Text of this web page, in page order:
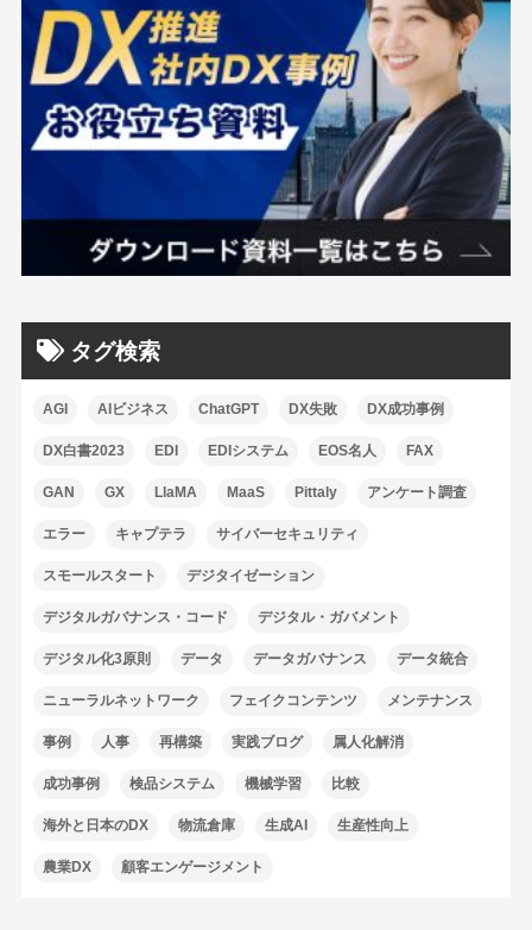
タグ検索
AGI AIビジネス ChatGPT DX失敗 DX成功事例
DX白書2023 EDI EDIシステム EOS名人 FAX
GAN GX LlaMA MaaS Pittaly アンケート調査
エラー キャプテラ サイバーセキュリティ
スモールスタート デジタイゼーション
デジタルガバナンス・コード デジタル・ガバメント
デジタル化3原則 データ データガバナンス データ統合
ニューラルネットワーク フェイクコンテンツ メンテナンス
事例 人事 再構築 実践ブログ 属人化解消
成功事例 検品システム 機械学習 比較
海外と日本のDX 物流倉庫 生成AI 生産性向上
農業DX 顧客エンゲージメント